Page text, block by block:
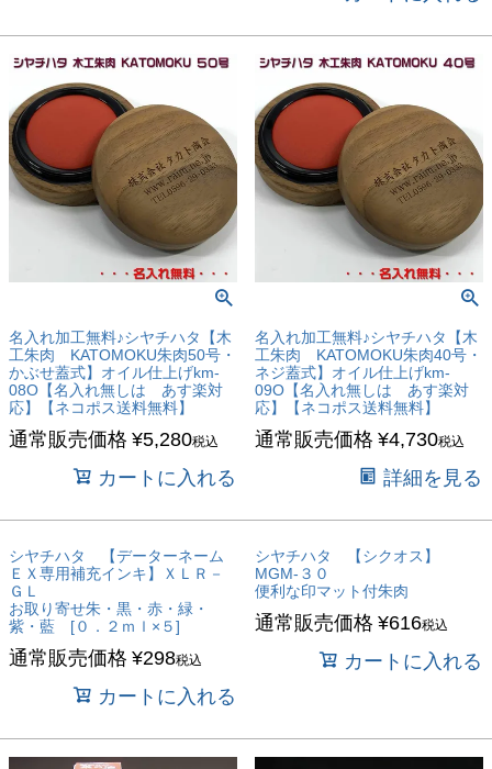
名入れ加工無料♪シヤチハタ【木
工朱肉 KATOMOKU朱肉50号・
かぶせ蓋式】オイル仕上げkm-
08O【名入れ無しは あす楽対
応】【ネコポス送料無料】
通常販売価格 ¥5,280税込
カートに入れる
名入れ加工無料♪シヤチハタ【木
工朱肉 KATOMOKU朱肉40号・
ネジ蓋式】オイル仕上げkm-
09O【名入れ無しは あす楽対
応】【ネコポス送料無料】
通常販売価格 ¥4,730税込
詳細を見る
シヤチハタ 【データーネーム
ＥＸ専用補充インキ】ＸＬＲ－
ＧＬ
お取り寄せ朱・黒・赤・緑・
紫・藍 [０．２ｍｌ×５]
通常販売価格 ¥298税込
カートに入れる
シヤチハタ 【シクオス】
MGM-３０
便利な印マット付朱肉
通常販売価格 ¥616税込
カートに入れる